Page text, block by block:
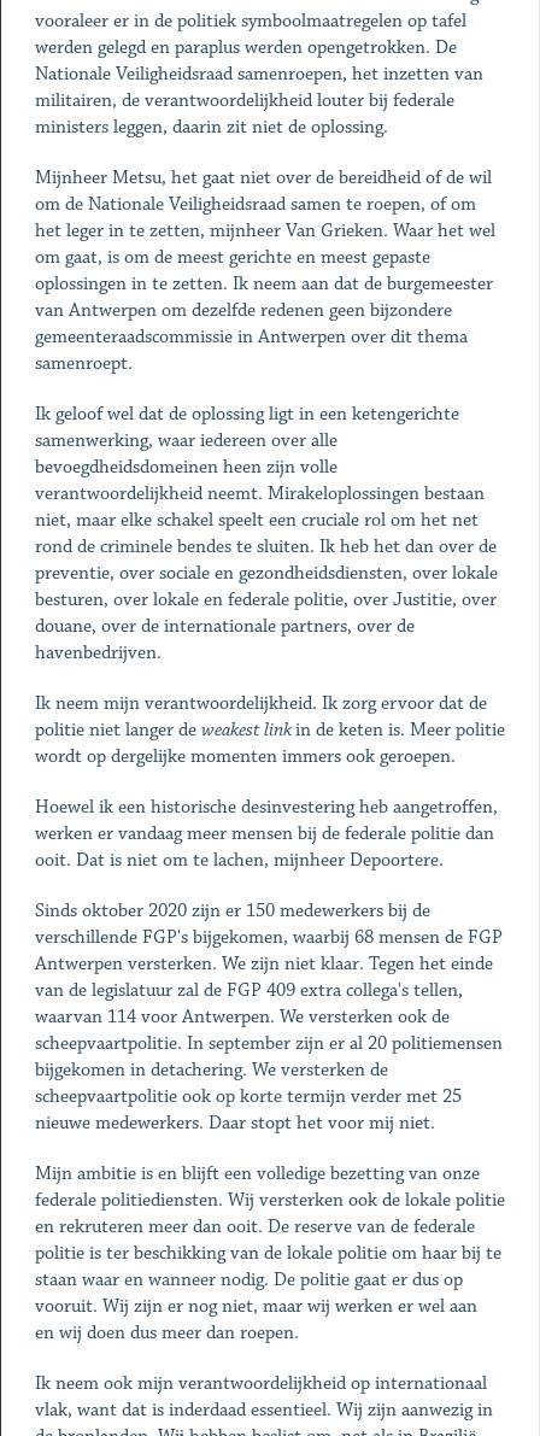
vooraleer er in de politiek symboolmaatregelen op tafel
werden gelegd en paraplus werden opengetrokken. De
Nationale Veiligheidsraad samenroepen, het inzetten van
militairen, de verantwoordelijkheid louter bij federale
ministers leggen, daarin zit niet de oplossing.
Mijnheer Metsu, het gaat niet over de bereidheid of de wil
om de Nationale Veiligheidsraad samen te roepen, of om
het leger in te zetten, mijnheer Van Grieken. Waar het wel
om gaat, is om de meest gerichte en meest gepaste
oplossingen in te zetten. Ik neem aan dat de burgemeester
van Antwerpen om dezelfde redenen geen bijzondere
gemeenteraadscommissie in Antwerpen over dit thema
samenroept.
Ik geloof wel dat de oplossing ligt in een ketengerichte
samenwerking, waar iedereen over alle
bevoegdheidsdomeinen heen zijn volle
verantwoordelijkheid neemt. Mirakeloplossingen bestaan
niet, maar elke schakel speelt een cruciale rol om het net
rond de criminele bendes te sluiten. Ik heb het dan over de
preventie, over sociale en gezondheidsdiensten, over lokale
besturen, over lokale en federale politie, over Justitie, over
douane, over de internationale partners, over de
havenbedrijven.
Ik neem mijn verantwoordelijkheid. Ik zorg ervoor dat de
politie niet langer de weakest linkin de keten is. Meer politie
wordt op dergelijke momenten immers ook geroepen.
Hoewel ik een historische desinvestering heb aangetroffen,
werken er vandaag meer mensen bij de federale politie dan
ooit. Dat is niet om te lachen, mijnheer Depoortere.
Sinds oktober 2020 zijn er 150 medewerkers bij de
verschillende FGP's bijgekomen, waarbij 68 mensen de FGP
Antwerpen versterken. We zijn niet klaar. Tegen het einde
van de legislatuur zal de FGP 409 extra collega's tellen,
waarvan 114 voor Antwerpen. We versterken ook de
scheepvaartpolitie. In september zijn er al 20 politiemensen
bijgekomen in detachering. We versterken de
scheepvaartpolitie ook op korte termijn verder met 25
nieuwe medewerkers. Daar stopt het voor mij niet.
Mijn ambitie is en blijft een volledige bezetting van onze
federale politiediensten. Wij versterken ook de lokale politie
en rekruteren meer dan ooit. De reserve van de federale
politie is ter beschikking van de lokale politie om haar bij te
staan waar en wanneer nodig. De politie gaat er dus op
vooruit. Wij zijn er nog niet, maar wij werken er wel aan
en wij doen dus meer dan roepen.
Ik neem ook mijn verantwoordelijkheid op internationaal
vlak, want dat is inderdaad essentieel. Wij zijn aanwezig in